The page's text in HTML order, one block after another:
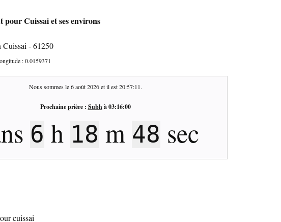
pour Cuissai et ses environs
Cuissai - 61250
:0.0159371
Nous sommes le6 août 2026et il est20:57:12.
Prochaine prière : Subhà03:16:00
6 h 18 m 47 sec
cuissai